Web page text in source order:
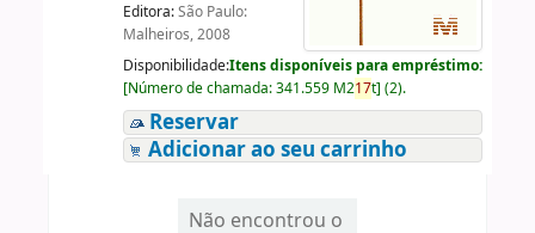
Editora:São Paulo:
Malheiros, 2008
Disponibilidade:Itens disponíveis para empréstimo:
[Número de chamada:341.559 M217t] (2).
Reservar
Adicionar ao seu carrinho
Não encontrou o